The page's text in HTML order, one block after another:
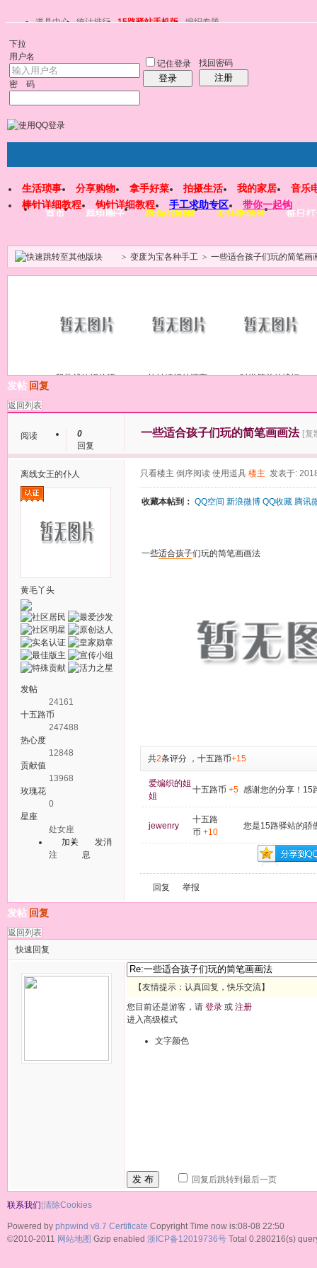
道具中心 统计排行 15路驿站手机版 编织专题
下拉
用户名
密 码
记住登录
登录
找回密码
注册
首页 群组圈子 教你找图解 关注微信号 每日
生活琐事 分享购物 拿手好菜 拍摄生活 我的家居
音乐
棒针详细教程
钩针详细教程 手工求助专区 带你一起钩
> 变废为宝各种手工 > 一些适合孩子们玩的简笔画
段染线钩织的漂 钩针编织的漂亮 时尚简单的蝙蝠
发帖 回复
返回列表
阅读
0
回复
一些适合孩子们玩的简笔画画法 [复
离线女王的仆人
黄毛丫头
发帖
24161
十五路币
247488
热心度
12848
贡献值
13968
玫瑰花
0
星座
处女座
加关
注
发消
息
只看楼主 倒序阅读 使用道具 楼主 发表于:
收藏本帖到： QQ空间 新浪微博 QQ收藏 腾讯
一些适合孩子们玩的简笔画画法
共2条评分 ， 十五路币+15
爱编织的姐
姐
十五路币 +5 感谢您的分享！15
jewenry
十五路
币 +10
您是15路驿站的骄
回复 举报
发帖 回复
返回列表
快速回复
【友情提示：认真回复，快乐交流】
您目前还是游客，请 登录 或 注册
进入高级模式
文字颜色
发 布 回复后跳转到最后一页
联系我们|清除Cookies
Powered by phpwind v8.7 Certificate Copyright Time now is:08-08 22:50
©2010-2011 网站地图 Gzip enabled 浙ICP备12019736号 Total 0.280216(s)